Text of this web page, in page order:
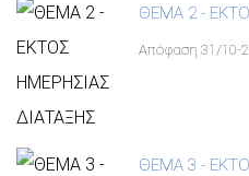
ΘΕΜΑ 2 -
Απόφαση 31/10-
ΘΕΜΑ 3 -